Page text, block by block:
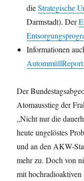
dieStrategische
Darmstadt). Der
Informationen
Der
Atomausstieg der
„Nicht nur die
heute ungelöstes
und an den AKW-
mehr zu. Doch von
mit